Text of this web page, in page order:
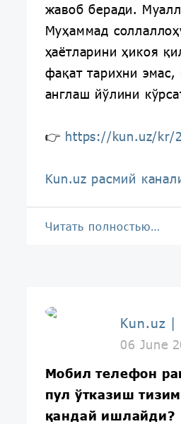
жавоб беради.
Муҳаммад
ҳаётларини ҳикоя
фақат тарихни эмас,
англаш йўлини
👉 https://kun.uz/kr/
Kun.uz расмий
Читать полностью…
Kun.uz |
06 June
Мобил телефон
пул ўтказиш
қандай ишлайди?